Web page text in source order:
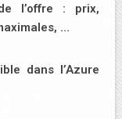
l’offre : prix,
…
dans l’Azure